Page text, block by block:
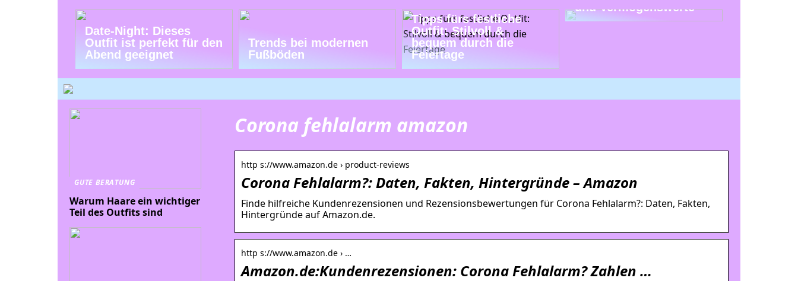
Date-Night: Dieses
Outfit ist perfekt für den
Abend geeignet
Trends bei modernen
Fußböden
Tipps fürs festliche
Outfit: Stilvoll &
bequem durch die
Feiertage
und Vermögenswerte
Corona fehlalarm amazon
http s://www.amazon.de › product-reviews
Corona Fehlalarm?: Daten, Fakten, Hintergründe – Amazon
Finde hilfreiche Kundenrezensionen und Rezensionsbewertungen für Corona Fehlalarm?: Daten, Fakten,
Hintergründe auf Amazon.de.
http s://www.amazon.de › …
Amazon.de:Kundenrezensionen: Corona Fehlalarm? Zahlen …
GUTE BERATUNG
Warum Haare ein wichtiger
Teil des Outfits sind